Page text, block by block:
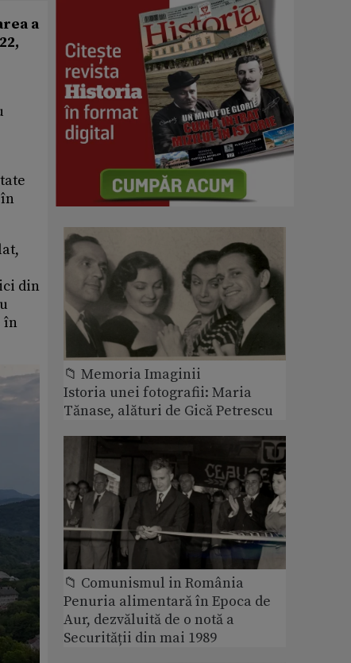
a
din
în
📁 Memoria Imaginii
Istoria unei fotografii: Maria
Tănase, alături de Gică Petrescu
📁 Comunismul in România
Penuria alimentară în Epoca de
Aur, dezvăluită de o notă a
Securității din mai 1989